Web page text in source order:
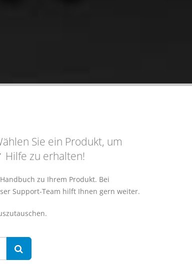
Sie ein Produkt, um
Hilfe zu erhalten!
zu Ihrem Produkt. Bei
Support-Team hilft Ihnen gern weiter.